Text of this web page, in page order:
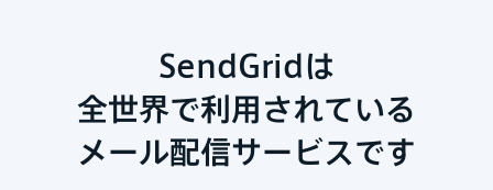
SendGridは
全世界で利用されている
メール配信サービスです